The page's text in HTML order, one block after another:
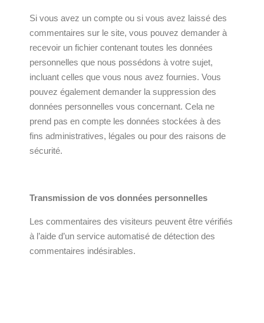
Si vous avez un compte ou si vous avez laissé des
commentaires sur le site, vous pouvez demander à
recevoir un fichier contenant toutes les données
personnelles que nous possédons à votre sujet,
incluant celles que vous nous avez fournies. Vous
pouvez également demander la suppression des
données personnelles vous concernant. Cela ne
prend pas en compte les données stockées à des
fins administratives, légales ou pour des raisons de
sécurité.
Transmission de vos données personnelles
Les commentaires des visiteurs peuvent être vérifiés
à l’aide d’un service automatisé de détection des
commentaires indésirables.